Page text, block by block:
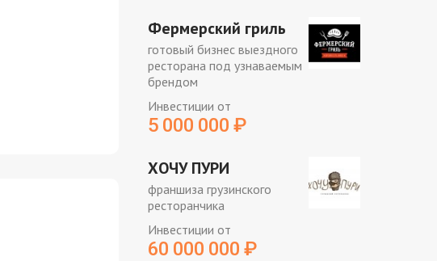
Фермерский гриль
готовый бизнес выездного
ресторана под узнаваемым
брендом
Инвестиции от
5 000 000 ₽
ХОЧУ ПУРИ
франшиза грузинского
ресторанчика
Инвестиции от
60 000 000 ₽